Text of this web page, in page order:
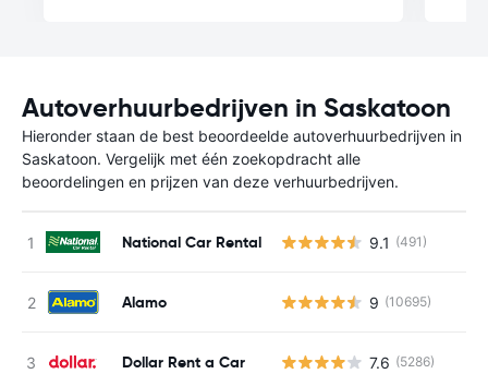
Autoverhuurbedrijven in Saskatoon
Hieronder staan de best beoordeelde autoverhuurbedrijven in
Saskatoon. Vergelijk met één zoekopdracht alle
beoordelingen en prijzen van deze verhuurbedrijven.
National Car Rental 9.1 (491)
Alamo 9 (10695)
Dollar Rent a Car 7.6 (5286)